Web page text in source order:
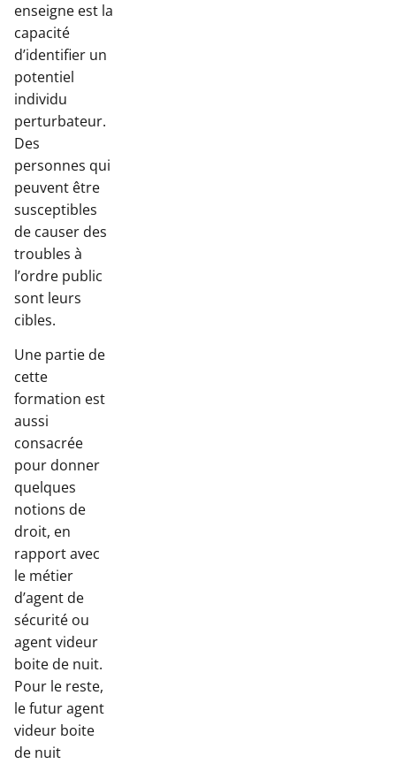
enseigne est la
capacité
d’identifier un
potentiel
individu
perturbateur.
Des
personnes qui
peuvent être
susceptibles
de causer des
troubles à
l’ordre public
sont leurs
cibles.
Une partie de
cette
formation est
aussi
consacrée
pour donner
quelques
notions de
droit, en
rapport avec
le métier
d’agent de
sécurité ou
agent videur
boite de nuit.
Pour le reste,
le futur agent
videur boite
de nuit